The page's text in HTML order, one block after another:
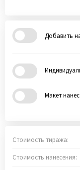
Добавить
Макет
Стоимость тиража:
Стоимость нанесения: